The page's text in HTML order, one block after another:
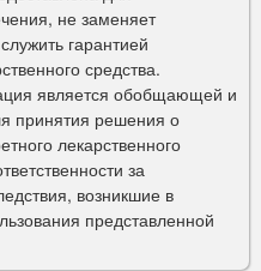
не заменяет
гарантией
средства.
является обобщающей и
принятия решения о
лекарственного
за
возникшие в
представленной